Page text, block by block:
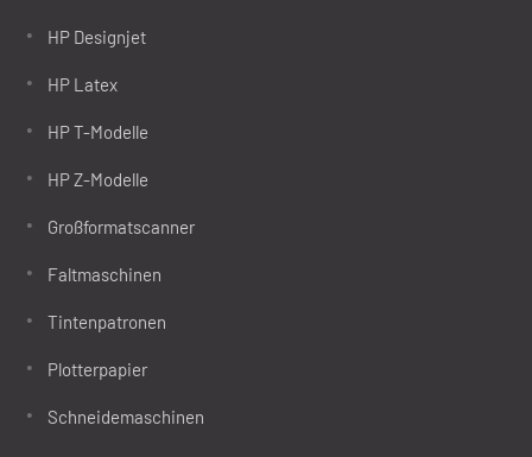
HP Designjet
HP Latex
HP T-Modelle
HP Z-Modelle
Großformatscanner
Faltmaschinen
Tintenpatronen
Plotterpapier
Schneidemaschinen